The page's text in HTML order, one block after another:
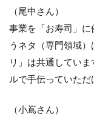
（尾中さん）
事業を「お寿司」
うネタ（専門領域
リ」は共通してい
ルで手伝っていただ
（小嶌さん）